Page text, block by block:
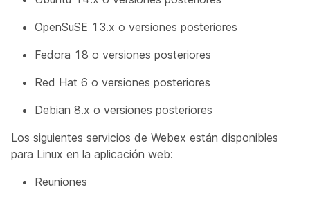
OpenSuSE 13.x o versiones posteriores
Fedora 18 o versiones posteriores
Red Hat 6 o versiones posteriores
Debian 8.x o versiones posteriores
Los siguientes servicios de Webex están disponibles
para Linux en la aplicación web:
Reuniones